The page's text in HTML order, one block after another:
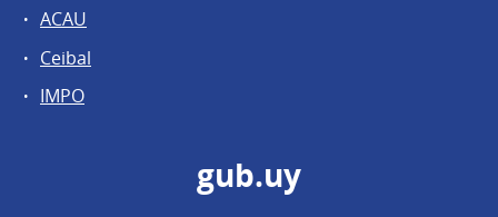
ACAU
Ceibal
IMPO
gub.uy